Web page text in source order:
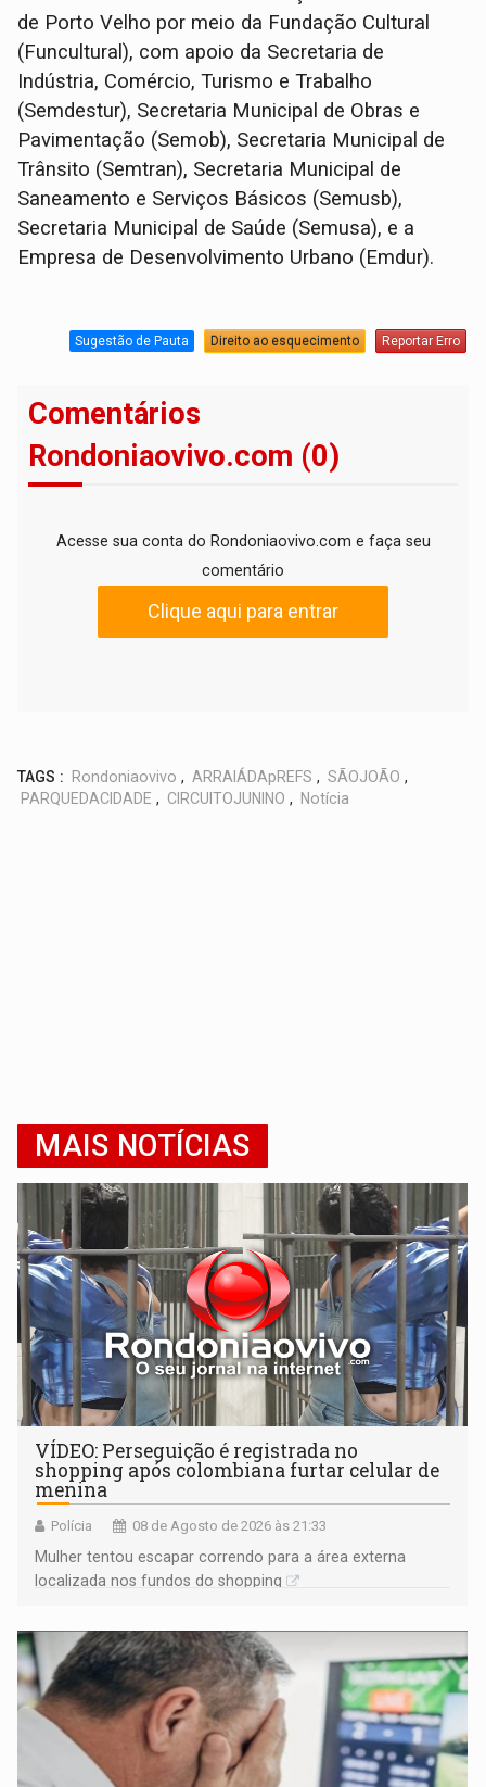
de Porto Velho por meio da Fundação Cultural
(Funcultural), com apoio da Secretaria de
Indústria, Comércio, Turismo e Trabalho
(Semdestur), Secretaria Municipal de Obras e
Pavimentação (Semob), Secretaria Municipal de
Trânsito (Semtran), Secretaria Municipal de
Saneamento e Serviços Básicos (Semusb),
Secretaria Municipal de Saúde (Semusa), e a
Empresa de Desenvolvimento Urbano (Emdur).
Sugestão de Pauta Direito ao esquecimento Reportar Erro
Comentários
Rondoniaovivo.com (0)
Acesse sua conta do Rondoniaovivo.com e faça seu
comentário
Clique aqui para entrar
TAGS : Rondoniaovivo , ARRAIÁDApREFS , SÃOJOÃO ,
PARQUEDACIDADE , CIRCUITOJUNINO , Notícia
MAIS NOTÍCIAS
VÍDEO: Perseguição é registrada no
shopping após colombiana furtar celular de
menina
Polícia 08 de Agosto de 2026 às 21:33
Mulher tentou escapar correndo para a área externa
localizada nos fundos do shopping